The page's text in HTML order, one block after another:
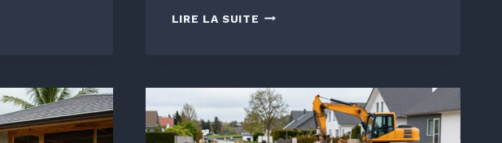
LIRE LA SUITE AVIS
VALENT
VRAIMENT
LEURS